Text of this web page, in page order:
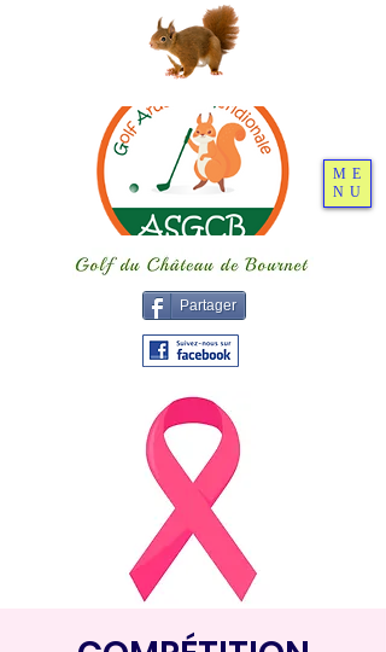
Partager
ME
NU